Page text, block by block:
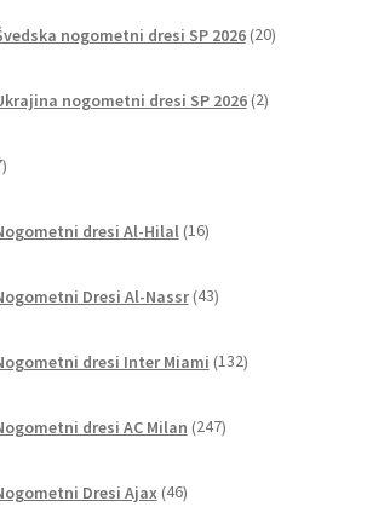
nogometni dresi SP 2026 20izdelkov
nogometni dresi SP 2026 2izdelka
izdelkov
dresi Al-Hilal 16izdelkov
Dresi Al-Nassr 43izdelkov
dresi Inter Miami 132izdelkov
dresi AC Milan 247izdelkov
Dresi Ajax 46izdelkov